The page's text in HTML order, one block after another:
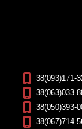
38(093)171-
38(063)033-
38(050)393-
38(067)714-